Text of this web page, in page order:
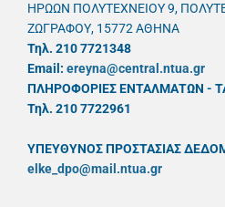
ΗΡΩΩΝ ΠΟΛΥΤΕΧΝΕΙΟΥ 9,
ΖΩΓΡΑΦΟΥ, 15772 ΑΘΗΝΑ
Τηλ. 210 7721348
Email: ereyna@central.ntua.gr
ΠΛΗΡΟΦΟΡΙΕΣ ΕΝΤΑΛΜΑΤΩΝ -
Τηλ. 210 7722961
ΥΠΕΥΘYΝΟΣ ΠΡΟΣΤΑΣΙΑΣ
elke_dpo@mail.ntua.gr